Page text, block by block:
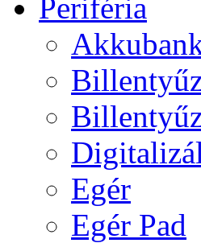
Periféria
Egér
Egér Pad